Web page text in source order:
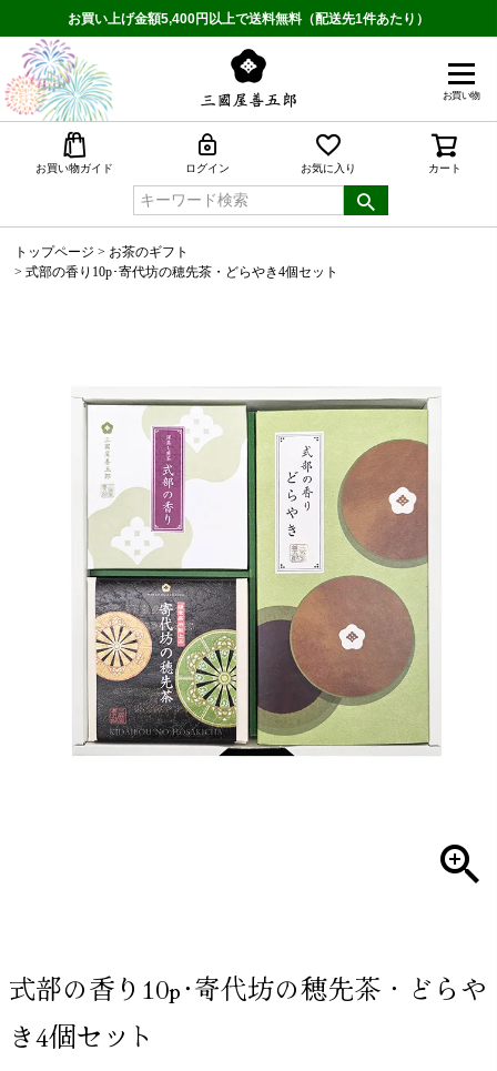
お買い上げ金額5,400円以上で送料無料（配送先1件あたり）
お買い物
お買い物ガイド ログイン お気に入り カート
トップページ
お茶のギフト
式部の香り10p･寄代坊の穂先茶・どらやき4個セット
式部の香り10p･寄代坊の穂先茶・どらや
き4個セット